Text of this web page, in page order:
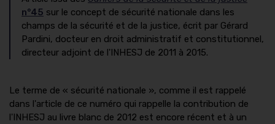
n°45 sur le concept de sécurité nationale dans les
champs de la sécurité et de la justice, écrit par Gérard
Pardini, docteur en droit administratif et constitutionnel,
directeur adjoint de l'INHESJ de 2011 à 2015.
Le terme de « sécurité nationale », comme il est rappelé
dans l'article de ce numéro qui rappelle la contribution de
l'INHESJ au livre blanc de 2012 est encore récent et à un